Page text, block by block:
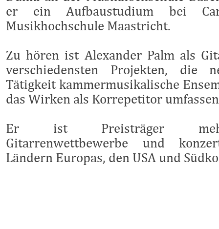
er ein Aufbaustudium bei
Musikhochschule Maastricht.
Zu hören ist Alexander Palm als
verschiedensten Projekten, die
Tätigkeit kammermusikalische
das Wirken als Korrepetitor
Er ist Preisträger
Gitarrenwettbewerbe und
Ländern Europas, den USA und